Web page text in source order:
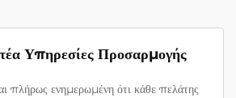
Υπηρεσίες Προσαρμογής
πλήρως ενημερωμένη ότι κάθε πελάτης